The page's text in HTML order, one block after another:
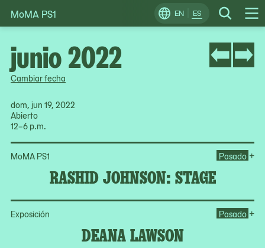
Skip
to
EN ES Search
Change
Locale
MoMA PS1
Cambiar fecha
dom, jun 19, 2022
Abierto
12–6 p.m.
MoMA PS1
RASHID JOHNSON: STAGE
Pasado +
Exposición
DEANA LAWSON
Pasado +
junio 2022